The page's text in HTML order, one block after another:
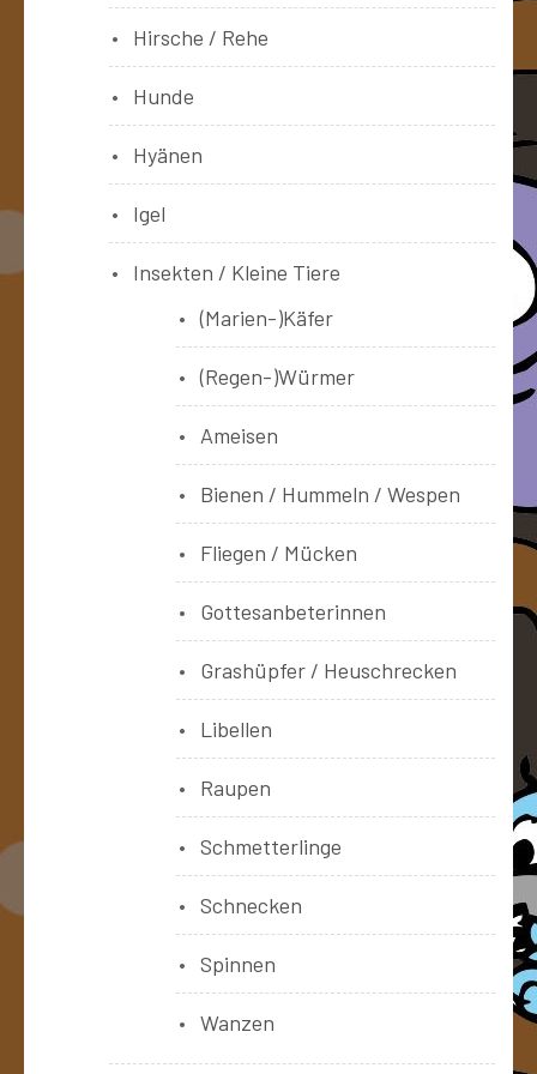
Hirsche / Rehe
Hunde
Hyänen
Igel
Insekten / Kleine Tiere
(Marien-)Käfer
(Regen-)Würmer
Ameisen
Bienen / Hummeln / Wespen
Fliegen / Mücken
Gottesanbeterinnen
Grashüpfer / Heuschrecken
Libellen
Raupen
Schmetterlinge
Schnecken
Spinnen
Wanzen